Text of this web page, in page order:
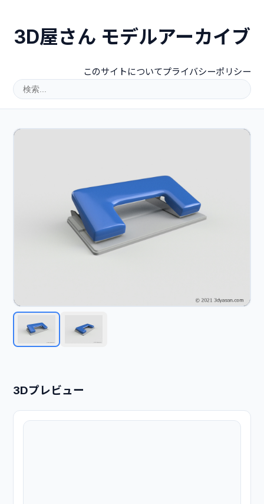
3D屋さん モデルアーカイブ
このサイトについてプライバシーポリシー
3Dプレビュー